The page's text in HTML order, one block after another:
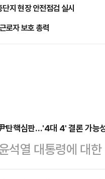
지 현장 안전점검 실시
로자 보호 총력
탄핵심판…'4대 4' 결론 가능
석열 대통령에 대
헌법재판관 8인